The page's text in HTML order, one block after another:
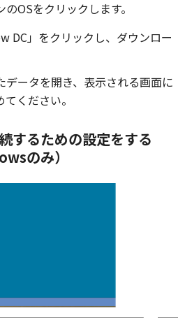
OSをクリックします。
DC」をクリックし、ダウンロー
データを開き、表示される画面に
ください。
するための設定をする
のみ）